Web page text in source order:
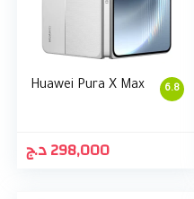
6.8
Huawei Pura X Max
298,000د.ج